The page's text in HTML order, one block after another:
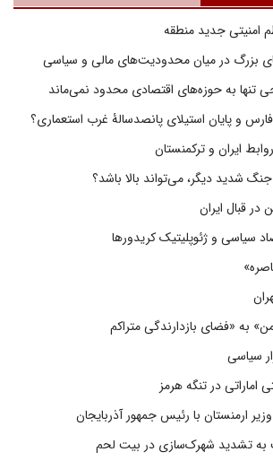
امنیتی جدید منطقه
بزرگ در میان محدودیت‌های مالی و سیاسی
به حوزه‌های اقتصادی محدود نمی‌ماند
و پایان استیلای پانصدسالۀ غرب استعماری؟
ایران و ترکمنستان
شدید دیگر، می‌تواند بالا باشد؟
در قبال ایران
سیاسی و ژئوپلیتیک کریدورها
به «فضای بازدارندگی متراکم
سیاسی
در تنگه هرمز
ارمنستان با رئیس جمهور آذربایجان
تشدید شهرک‌سازی در بیت‌ لحم